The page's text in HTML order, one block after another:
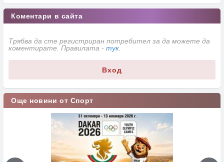
Коментари в сайта
Трябва да сте регистриран потребител за да можете да
коментирате. Правилата - тук
Вход
Още новини от Спорт